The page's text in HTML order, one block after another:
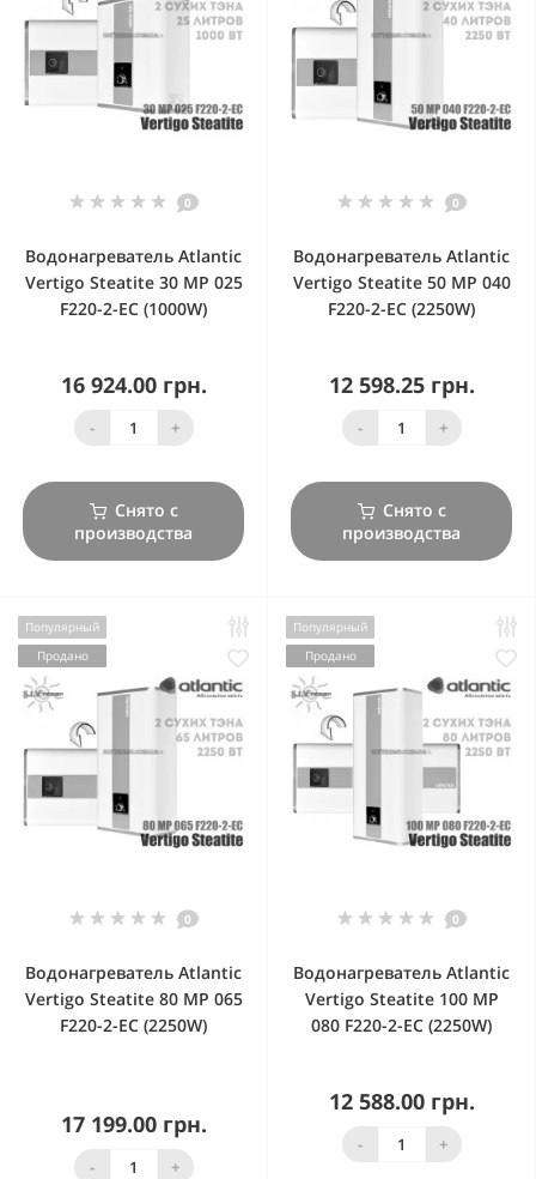
0
Водонагреватель Atlantic
Vertigo Steatite 30 MP 025
F220-2-EC (1000W)
16 924.00 грн.
- +
Снято с
производства
0
Водонагреватель Atlantic
Vertigo Steatite 50 MP 040
F220-2-EC (2250W)
12 598.25 грн.
- +
Снято с
производства
Популярный
Продано
0
Водонагреватель Atlantic
Vertigo Steatite 80 MP 065
F220-2-EC (2250W)
17 199.00 грн.
- +
Популярный
Продано
0
Водонагреватель Atlantic
Vertigo Steatite 100 MP
080 F220-2-EC (2250W)
12 588.00 грн.
- +